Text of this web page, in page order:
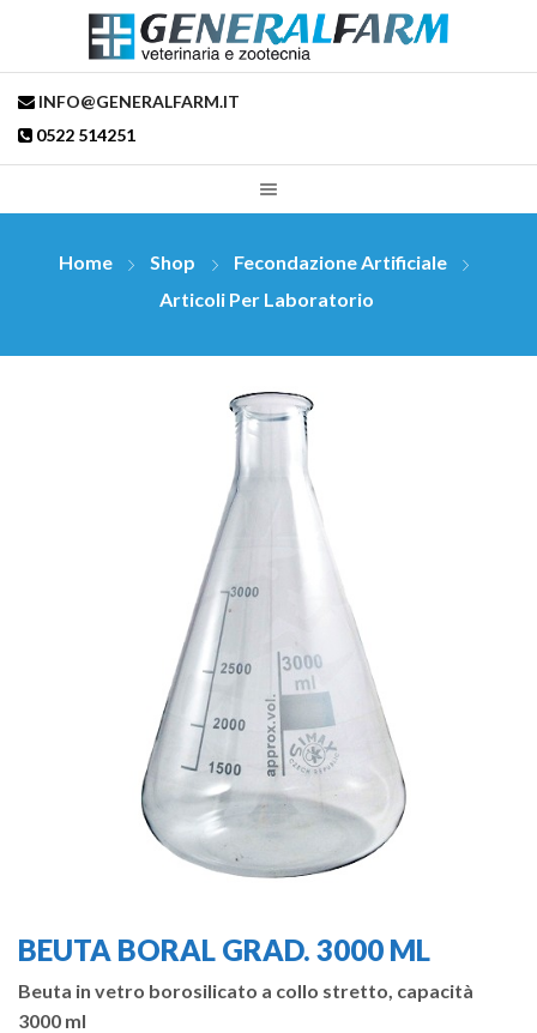
INFO@GENERALFARM.IT
0522 514251
Home Shop
Fecondazione Artificiale
Articoli Per Laboratorio
BEUTA BORAL GRAD. 3000 ML
Beuta in vetro borosilicato a collo stretto, capacità
3000 ml